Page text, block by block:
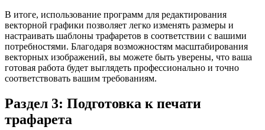
В итоге, использование программ для редактирования
векторной графики позволяет легко изменять размеры и
настраивать шаблоны трафаретов в соответствии с вашими
потребностями. Благодаря возможностям масштабирования
векторных изображений, вы можете быть уверены, что ваша
готовая работа будет выглядеть профессионально и точно
соответствовать вашим требованиям.
Раздел 3: Подготовка к печати
трафарета